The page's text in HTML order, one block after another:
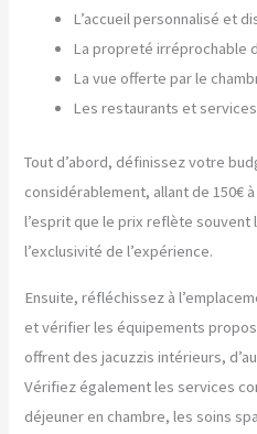
L’accueil personnalisé et
La propreté irréprochable
La vue offerte par le
Les restaurants et
Tout d’abord, définissez votre
considérablement, allant de 150€
l’esprit que le prix reflète
l’exclusivité de l’expérience.
Ensuite, réfléchissez à
et vérifier les équipements
offrent des jacuzzis intérieurs,
Vérifiez également les services
déjeuner en chambre, les soins